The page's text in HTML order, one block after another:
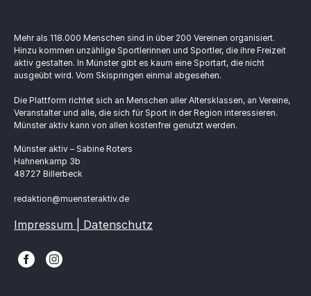
Mehr als 118.000 Menschen sind in über 200 Vereinen organisiert.
Hinzu kommen unzählige Sportlerinnen und Sportler, die ihre Freizeit
aktiv gestalten. In Münster gibt es kaum eine Sportart, die nicht
ausgeübt wird. Vom Skispringen einmal abgesehen.
Die Plattform richtet sich an Menschen aller Altersklassen, an Vereine,
Veranstalter und alle, die sich für Sport in der Region interessieren.
Münster aktiv kann von allen kostenfrei genutzt werden.
Münster aktiv – Sabine Roters
Hahnenkamp 3b
48727 Billerbeck
redaktion@muensteraktiv.de
Impressum | Datenschutz